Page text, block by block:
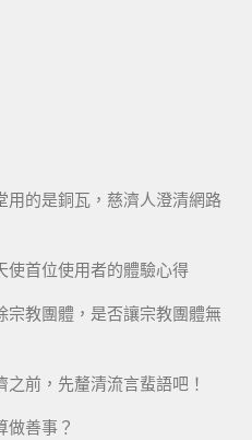
用的是銅瓦，慈濟人澄清網路
使首位使用者的體驗心得
宗教團體，是否讓宗教團體無
前，先釐清流言蜚語吧！
做善事？